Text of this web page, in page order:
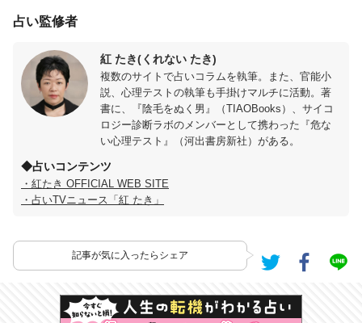
占い監修者
紅 たき(くれない たき)
複数のサイトで占いコラムを執筆。また、官能小
説、心理テストの執筆も手掛けマルチに活動。著
書に、『陰毛をぬく男』（TIAOBooks）、サイコ
ロジー診断ラボのメンバーとして携わった『危な
い心理テスト』（河出書房新社）がある。
◆占いコンテンツ
・紅たき OFFICIAL WEB SITE
・占いTVニュース「紅 たき」
記事が気に入ったらシェア